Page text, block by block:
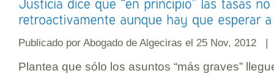
Publicado por Abogado de Algeciras el 25 Nov, 2012
Plantea que sólo los asuntos “más graves”